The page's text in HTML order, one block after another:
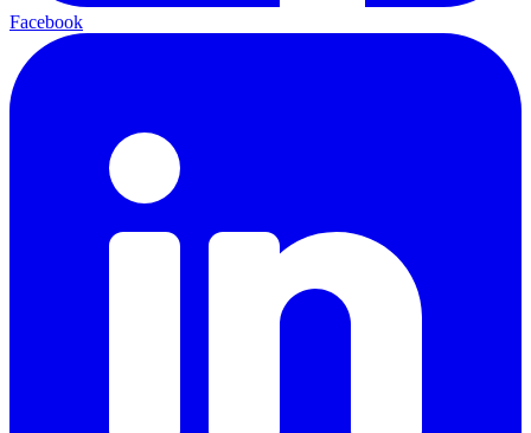
Facebook